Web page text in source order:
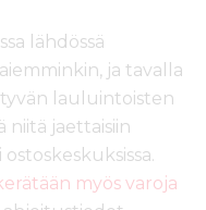
lähdössä
ja tavalla
lauluintoisten
niitä jaettaisiin
myös varoja